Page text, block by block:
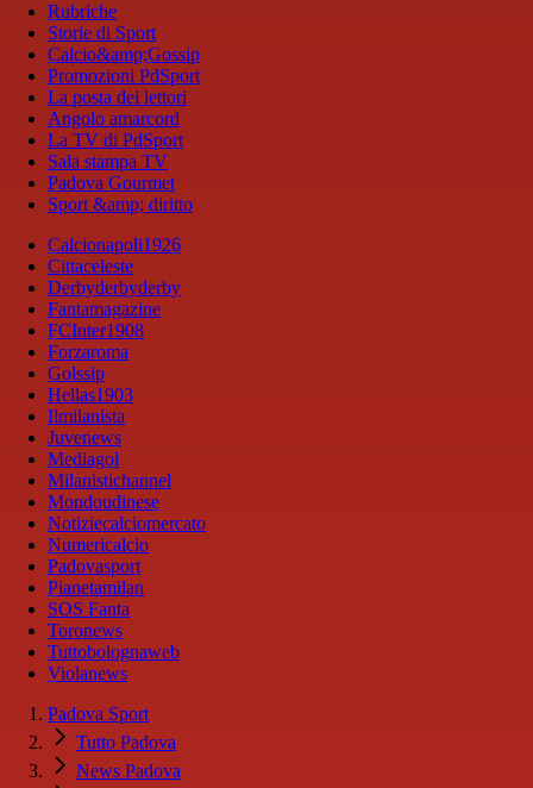
Rubriche
Storie di Sport
Calcio&amp;Gossip
Promozioni PdSport
La posta dei lettori
Angolo amarcord
La TV di PdSport
Sala stampa TV
Padova Gourmet
Sport &amp; diritto
Calcionapoli1926
Cittaceleste
Derbyderbyderby
Fantamagazine
FCInter1908
Forzaroma
Golssip
Hellas1903
Ilmilanista
Juvenews
Mediagol
Milanistichannel
Mondoudinese
Notiziecalciomercato
Numericalcio
Padovasport
Pianetamilan
SOS Fanta
Toronews
Tuttobolognaweb
Violanews
Padova Sport
Tutto Padova
News Padova